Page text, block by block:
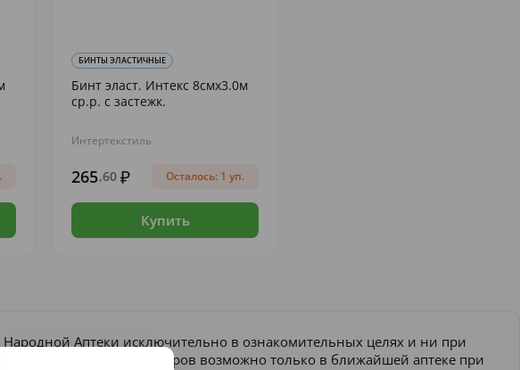
БИНТЫ ЭЛАСТИЧНЫЕ
Бинт эласт. Интекс 8смх3.0м
ср.р. с застежк.
Интертекстиль
265,60 Осталось: 1 уп.
Купить
Аптеки исключительно в ознакомительных целях и ни при
ГК РФ. Получение товаров возможно только в ближайшей аптеке при